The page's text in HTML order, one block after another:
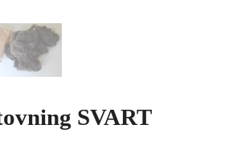
SVART